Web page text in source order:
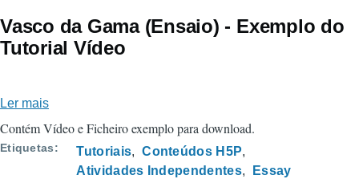
H5P.ORG
Vasco da Gama (Ensaio) - Exemplo do
Tutorial Vídeo
Ler mais
Vasco
da
Gama
Contém Vídeo e Ficheiro exemplo para download.
Etiquetas Tutoriais
Conteúdos H5P
Atividades Independentes
Essay